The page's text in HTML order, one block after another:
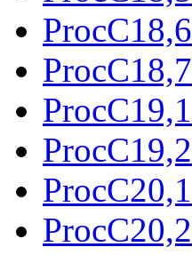
ProcC18,6
ProcC18,7
ProcC19,1
ProcC19,2
ProcC20,1
ProcC20,2